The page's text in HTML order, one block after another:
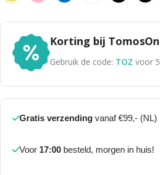
Korting bij
Gebruik de code: TOZ voor
Gratis verzending vanaf €99,- (NL)
Voor 17:00 besteld, morgen in huis!